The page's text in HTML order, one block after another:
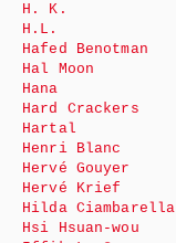
H. K.
H.L.
Hafed Benotman
Hal Moon
Hana
Hard Crackers
Hartal
Henri Blanc
Hervé Gouyer
Hervé Krief
Hilda Ciambarella
Hsi Hsuan-wou